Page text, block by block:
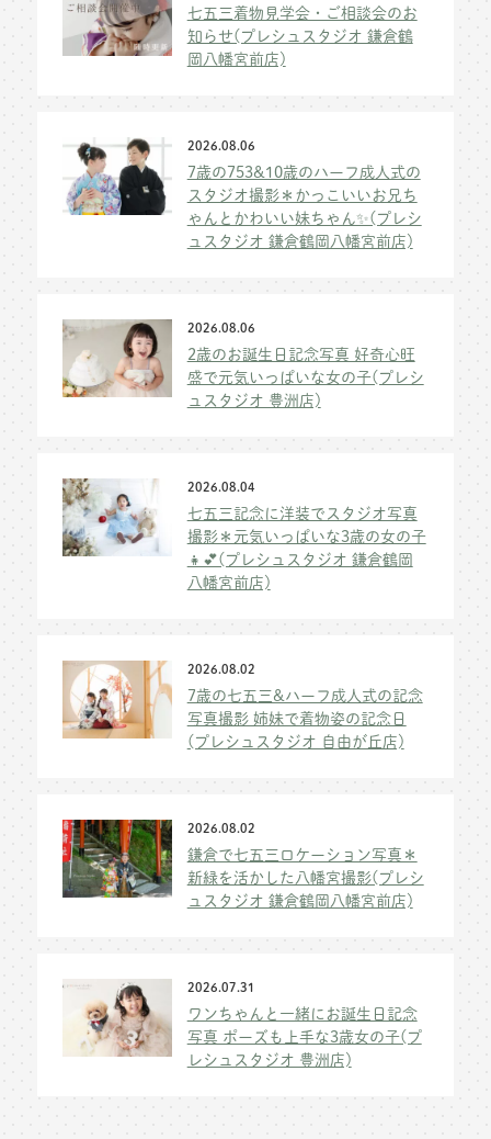
七五三着物見学会・ご相談会のお
知らせ(プレシュスタジオ 鎌倉鶴
岡八幡宮前店)
2026.08.06
7歳の753&10歳のハーフ成人式の
スタジオ撮影＊かっこいいお兄ち
ゃんとかわいい妹ちゃん✨(プレシ
ュスタジオ 鎌倉鶴岡八幡宮前店)
2026.08.06
2歳のお誕生日記念写真 好奇心旺
盛で元気いっぱいな女の子(プレシ
ュスタジオ 豊洲店)
2026.08.04
七五三記念に洋装でスタジオ写真
撮影＊元気いっぱいな3歳の女の子
👧💕(プレシュスタジオ 鎌倉鶴岡
八幡宮前店)
2026.08.02
7歳の七五三&ハーフ成人式の記念
写真撮影 姉妹で着物姿の記念日
(プレシュスタジオ 自由が丘店)
2026.08.02
鎌倉で七五三ロケーション写真＊
新緑を活かした八幡宮撮影(プレシ
ュスタジオ 鎌倉鶴岡八幡宮前店)
2026.07.31
ワンちゃんと一緒にお誕生日記念
写真 ポーズも上手な3歳女の子(プ
レシュスタジオ 豊洲店)